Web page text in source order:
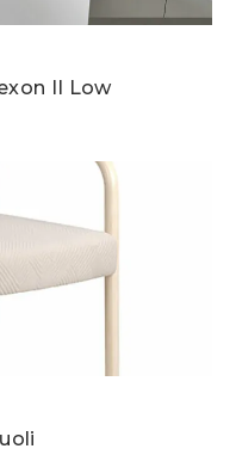
II Low